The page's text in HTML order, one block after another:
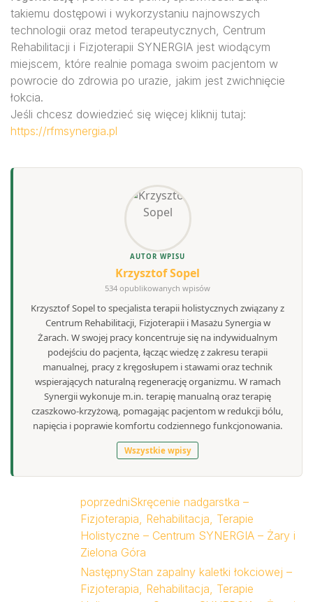
takiemu dostępowi i wykorzystaniu najnowszych
technologii oraz metod terapeutycznych, Centrum
Rehabilitacji i Fizjoterapii SYNERGIA jest wiodącym
miejscem, które realnie pomaga swoim pacjentom w
powrocie do zdrowia po urazie, jakim jest zwichnięcie
łokcia.
Jeśli chcesz dowiedzieć się więcej kliknij tutaj:
https://rfmsynergia.pl
AUTOR WPISU
Krzysztof Sopel
534 opublikowanych wpisów
Krzysztof Sopel to specjalista terapii holistycznych związany z
Centrum Rehabilitacji, Fizjoterapii i Masażu Synergia w
Żarach. W swojej pracy koncentruje się na indywidualnym
podejściu do pacjenta, łącząc wiedzę z zakresu terapii
manualnej, pracy z kręgosłupem i stawami oraz technik
wspierających naturalną regenerację organizmu. W ramach
Synergii wykonuje m.in. terapię manualną oraz terapię
czaszkowo-krzyżową, pomagając pacjentom w redukcji bólu,
napięcia i poprawie komfortu codziennego funkcjonowania.
Wszystkie wpisy
poprzedniSkręcenie nadgarstka –
Fizjoterapia, Rehabilitacja, Terapie
Holistyczne – Centrum SYNERGIA – Żary i
Zielona Góra
NastępnyStan zapalny kaletki łokciowej –
Fizjoterapia, Rehabilitacja, Terapie